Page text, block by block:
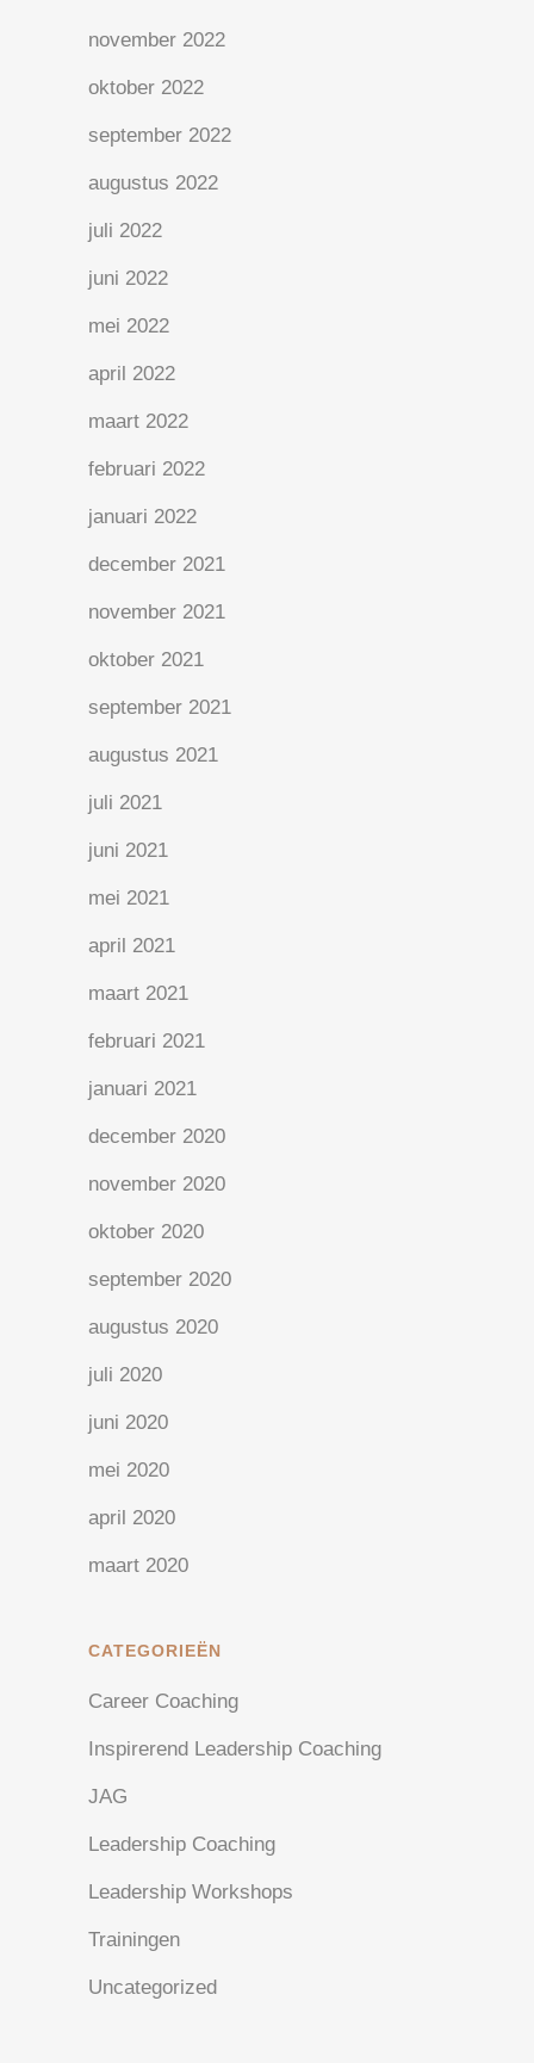
november 2022
oktober 2022
september 2022
augustus 2022
juli 2022
juni 2022
mei 2022
april 2022
maart 2022
februari 2022
januari 2022
december 2021
november 2021
oktober 2021
september 2021
augustus 2021
juli 2021
juni 2021
mei 2021
april 2021
maart 2021
februari 2021
januari 2021
december 2020
november 2020
oktober 2020
september 2020
augustus 2020
juli 2020
juni 2020
mei 2020
april 2020
maart 2020
CATEGORIEËN
Career Coaching
Inspirerend Leadership Coaching
JAG
Leadership Coaching
Leadership Workshops
Trainingen
Uncategorized